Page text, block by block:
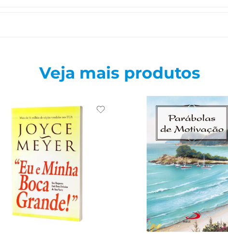
Veja mais produtos